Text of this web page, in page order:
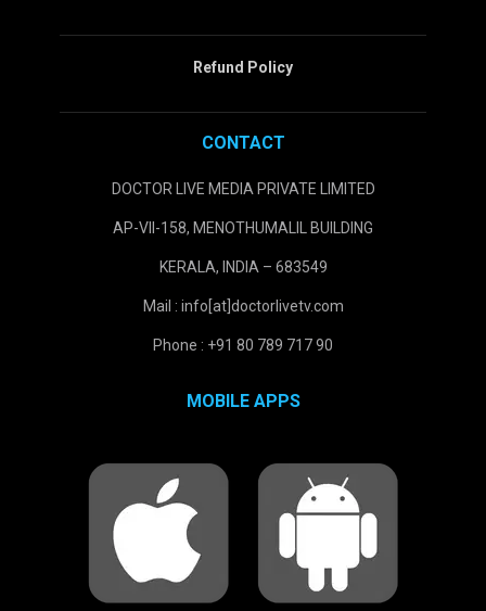
Refund Policy
CONTACT
DOCTOR LIVE MEDIA PRIVATE LIMITED
AP-VII-158, MENOTHUMALIL BUILDING
KERALA, INDIA – 683549
Mail : info[at]doctorlivetv.com
Phone : +91 80 789 717 90
MOBILE APPS